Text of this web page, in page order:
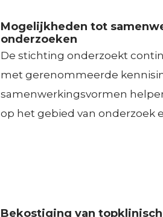
Mogelijkheden tot
onderzoeken
De stichting onderzoekt
met gerenommeerde
samenwerkingsvormen
op het gebied van onderzoek
Bekostiging van